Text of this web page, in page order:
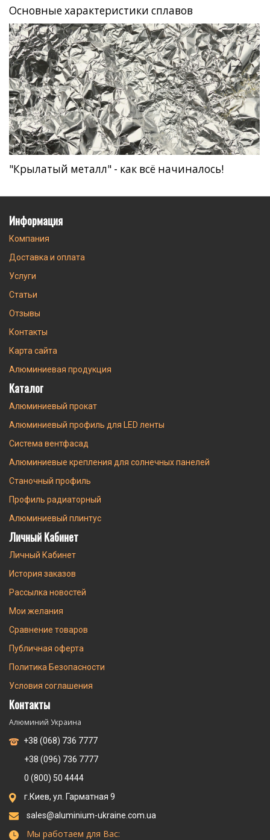
Основные характеристики сплавов
"Крылатый металл" - как всё начиналось!
Информация
Компания
Доставка и оплата
Услуги
Статьи
Отзывы
Контакты
Карта сайта
Алюминиевая продукция
Каталог
Алюминиевый прокат
Алюминиевый профиль для LED ленты
Система вентфасад
Алюминиевые крепления для солнечных панелей
Станочный профиль
Профиль радиаторный
Алюминиевый плинтус
Личный Кабинет
Личный Кабинет
История заказов
Рассылка новостей
Мои желания
Сравнение товаров
Публичная оферта
Политика Безопасности
Условия соглашения
Контакты
Алюминий Украина
+38 (068) 736 7777
+38 (096) 736 7777
0 (800) 50 4444
г.Киев, ул. Гарматная 9
sales@aluminium-ukraine.com.ua
Мы работаем для Вас: